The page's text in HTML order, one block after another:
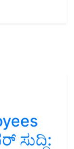
ಸುದ್ದಿ: